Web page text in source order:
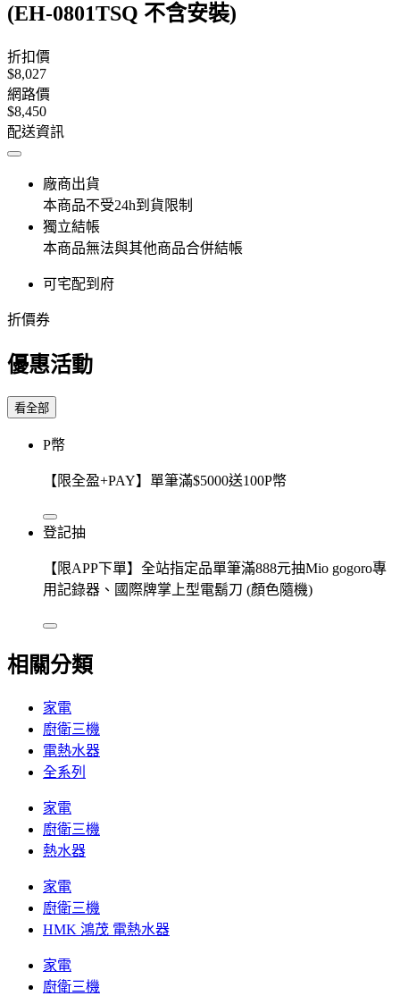
(EH-0801TSQ 不含安裝)
折扣價
$8,027
網路價
$8,450
配送資訊
廠商出貨
本商品不受24h到貨限制
獨立結帳
本商品無法與其他商品合併結帳
可宅配到府
折價券
優惠活動
看全部
P幣
【限全盈+PAY】單筆滿$5000送100P幣
登記抽
【限APP下單】全站指定品單筆滿888元抽Mio gogoro專
用記錄器、國際牌掌上型電鬍刀 (顏色隨機)
相關分類
家電
廚衛三機
電熱水器
全系列
家電
廚衛三機
熱水器
家電
廚衛三機
HMK 鴻茂 電熱水器
家電
廚衛三機